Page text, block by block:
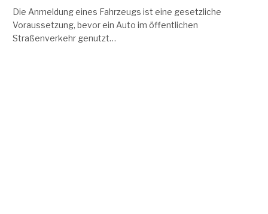
Die Anmeldung eines Fahrzeugs ist eine gesetzliche
Voraussetzung, bevor ein Auto im öffentlichen
Straßenverkehr genutzt…